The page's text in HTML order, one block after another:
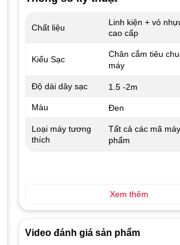
Chất liệu
Linh kiện + vỏ
cao cấp
Kiểu Sạc
Chân cắm tiêu
máy
Độ dài dây sạc 1.5 -2m
Màu Đen
Loại máy tương
thích
Tất cả các mã
phẩm
Xem thêm
Video đánh giá sản phẩm